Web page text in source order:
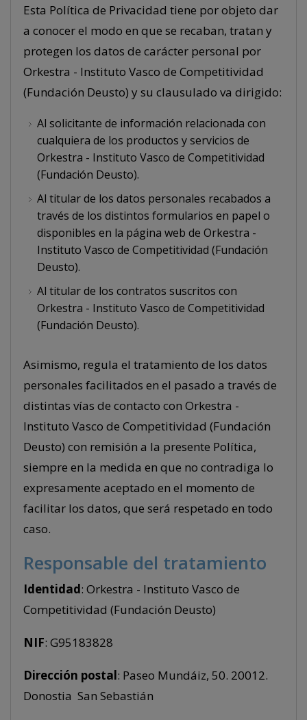
Esta Política de Privacidad tiene por objeto dar
a conocer el modo en que se recaban, tratan y
protegen los datos de carácter personal por
Orkestra - Instituto Vasco de Competitividad
(Fundación Deusto) y su clausulado va dirigido:
Al solicitante de información relacionada con
cualquiera de los productos y servicios de
Orkestra - Instituto Vasco de Competitividad
(Fundación Deusto).
Al titular de los datos personales recabados a
través de los distintos formularios en papel o
disponibles en la página web de Orkestra -
Instituto Vasco de Competitividad (Fundación
Deusto).
Al titular de los contratos suscritos con
Orkestra - Instituto Vasco de Competitividad
(Fundación Deusto).
Asimismo, regula el tratamiento de los datos
personales facilitados en el pasado a través de
distintas vías de contacto con Orkestra -
Instituto Vasco de Competitividad (Fundación
Deusto) con remisión a la presente Política,
siempre en la medida en que no contradiga lo
expresamente aceptado en el momento de
facilitar los datos, que será respetado en todo
caso.
Responsable del tratamiento
Identidad: Orkestra - Instituto Vasco de
Competitividad (Fundación Deusto)
NIF: G95183828
Dirección postal: Paseo Mundáiz, 50. 20012.
Donostia ­ San Sebastián